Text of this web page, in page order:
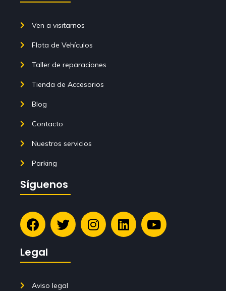
Ven a visitarnos
Flota de Vehículos
Taller de reparaciones
Tienda de Accesorios
Blog
Contacto
Nuestros servicios
Parking
Síguenos
Legal
Aviso legal